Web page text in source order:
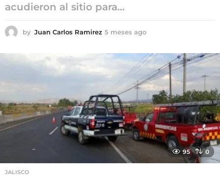
acudieron al sitio para...
by Juan Carlos Ramirez 5 meses ago
s
e
s
g
o
95 0
JALISCO